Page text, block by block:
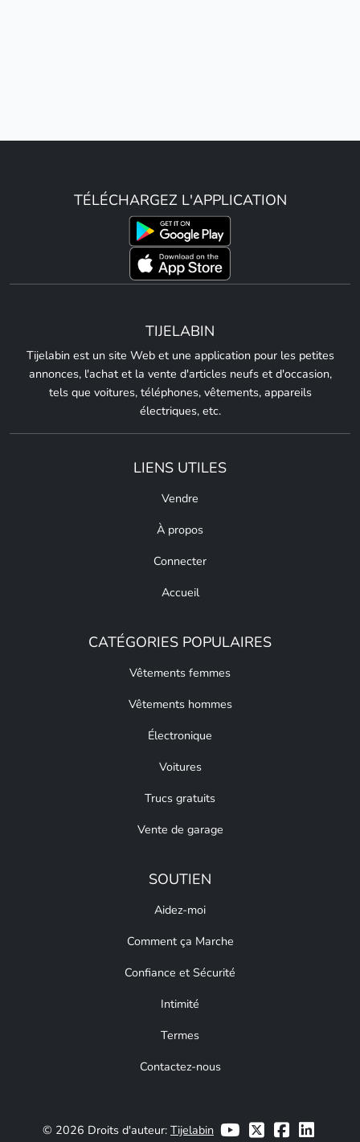
TÉLÉCHARGEZ L'APPLICATION
TIJELABIN
Tijelabin est un site Web et une application pour les petites
annonces, l'achat et la vente d'articles neufs et d'occasion,
tels que voitures, téléphones, vêtements, appareils
électriques, etc.
LIENS UTILES
Vendre
À propos
Connecter
Accueil
CATÉGORIES POPULAIRES
Vêtements femmes
Vêtements hommes
Électronique
Voitures
Trucs gratuits
Vente de garage
SOUTIEN
Aidez-moi
Comment ça Marche
Confiance et Sécurité
Intimité
Termes
Contactez-nous
© 2026 Droits d'auteur: Tijelabin